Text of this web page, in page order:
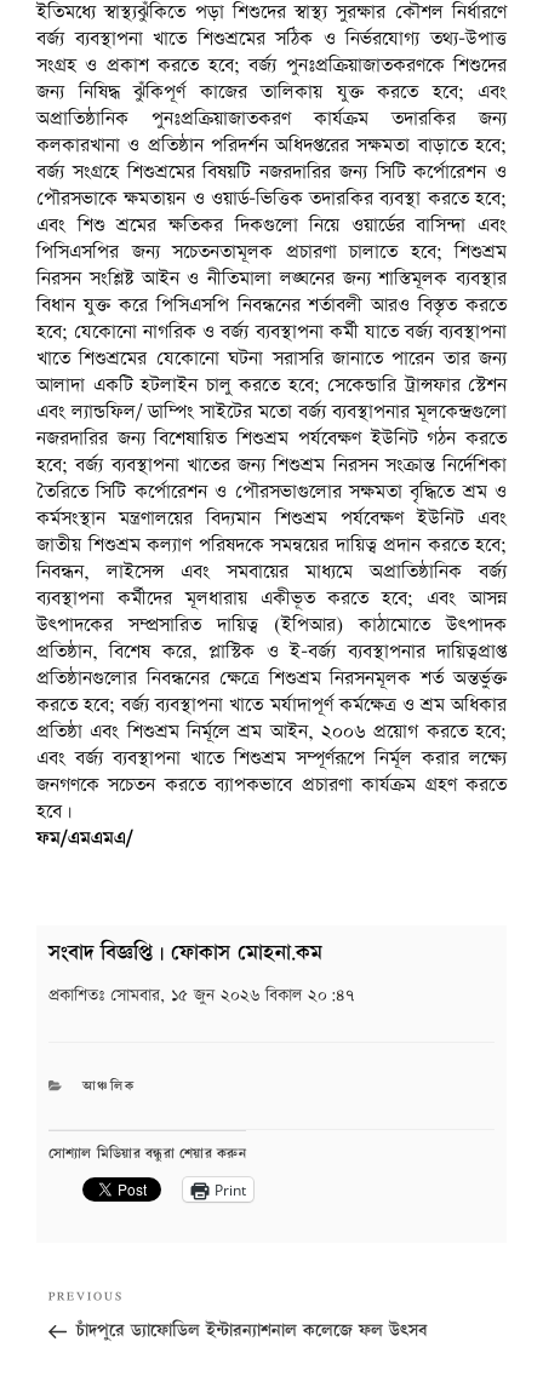
ইতিমধ্যে স্বাস্থ্যঝুঁকিতে পড়া শিশুদের স্বাস্থ্য সুরক্ষার কৌশল নির্ধারণে
বর্জ্য ব্যবস্থাপনা খাতে শিশুশ্রমের সঠিক ও নির্ভরযোগ্য তথ্য-উপাত্ত
সংগ্রহ ও প্রকাশ করতে হবে; বর্জ্য পুনঃপ্রক্রিয়াজাতকরণকে শিশুদের
জন্য নিষিদ্ধ ঝুঁকিপূর্ণ কাজের তালিকায় যুক্ত করতে হবে; এবং
অপ্রাতিষ্ঠানিক পুনঃপ্রক্রিয়াজাতকরণ কার্যক্রম তদারকির জন্য
কলকারখানা ও প্রতিষ্ঠান পরিদর্শন অধিদপ্তরের সক্ষমতা বাড়াতে হবে;
বর্জ্য সংগ্রহে শিশুশ্রমের বিষয়টি নজরদারির জন্য সিটি কর্পোরেশন ও
পৌরসভাকে ক্ষমতায়ন ও ওয়ার্ড-ভিত্তিক তদারকির ব্যবস্থা করতে হবে;
এবং শিশু শ্রমের ক্ষতিকর দিকগুলো নিয়ে ওয়ার্ডের বাসিন্দা এবং
পিসিএসপির জন্য সচেতনতামূলক প্রচারণা চালাতে হবে; শিশুশ্রম
নিরসন সংশ্লিষ্ট আইন ও নীতিমালা লঙ্ঘনের জন্য শাস্তিমূলক ব্যবস্থার
বিধান যুক্ত করে পিসিএসপি নিবন্ধনের শর্তাবলী আরও বিস্তৃত করতে
হবে; যেকোনো নাগরিক ও বর্জ্য ব্যবস্থাপনা কর্মী যাতে বর্জ্য ব্যবস্থাপনা
খাতে শিশুশ্রমের যেকোনো ঘটনা সরাসরি জানাতে পারেন তার জন্য
আলাদা একটি হটলাইন চালু করতে হবে; সেকেন্ডারি ট্রান্সফার স্টেশন
এবং ল্যান্ডফিল/ ডাম্পিং সাইটের মতো বর্জ্য ব্যবস্থাপনার মূলকেন্দ্রগুলো
নজরদারির জন্য বিশেষায়িত শিশুশ্রম পর্যবেক্ষণ ইউনিট গঠন করতে
হবে; বর্জ্য ব্যবস্থাপনা খাতের জন্য শিশুশ্রম নিরসন সংক্রান্ত নির্দেশিকা
তৈরিতে সিটি কর্পোরেশন ও পৌরসভাগুলোর সক্ষমতা বৃদ্ধিতে শ্রম ও
কর্মসংস্থান মন্ত্রণালয়ের বিদ্যমান শিশুশ্রম পর্যবেক্ষণ ইউনিট এবং
জাতীয় শিশুশ্রম কল্যাণ পরিষদকে সমন্বয়ের দায়িত্ব প্রদান করতে হবে;
নিবন্ধন, লাইসেন্স এবং সমবায়ের মাধ্যমে অপ্রাতিষ্ঠানিক বর্জ্য
ব্যবস্থাপনা কর্মীদের মূলধারায় একীভূত করতে হবে; এবং আসন্ন
উৎপাদকের সম্প্রসারিত দায়িত্ব (ইপিআর) কাঠামোতে উৎপাদক
প্রতিষ্ঠান, বিশেষ করে, প্লাস্টিক ও ই-বর্জ্য ব্যবস্থাপনার দায়িত্বপ্রাপ্ত
প্রতিষ্ঠানগুলোর নিবন্ধনের ক্ষেত্রে শিশুশ্রম নিরসনমূলক শর্ত অন্তর্ভুক্ত
করতে হবে; বর্জ্য ব্যবস্থাপনা খাতে মর্যাদাপূর্ণ কর্মক্ষেত্র ও শ্রম অধিকার
প্রতিষ্ঠা এবং শিশুশ্রম নির্মূলে শ্রম আইন, ২০০৬ প্রয়োগ করতে হবে;
এবং বর্জ্য ব্যবস্থাপনা খাতে শিশুশ্রম সম্পূর্ণরূপে নির্মূল করার লক্ষ্যে
জনগণকে সচেতন করতে ব্যাপকভাবে প্রচারণা কার্যক্রম গ্রহণ করতে
হবে।
ফম/এমএমএ/
সংবাদ বিজ্ঞপ্তি | ফোকাস মোহনা.কম
প্রকাশিতঃ সোমবার, ১৫ জুন ২০২৬ বিকাল ২০:৪৭
CATEGORIES
আঞ্চলিক
সোশ্যাল মিডিয়ার বন্ধুরা শেয়ার করুন
Print
navigation
Previous
Post
PREVIOUS
চাঁদপুরে ড্যাফোডিল ইন্টারন্যাশনাল কলেজে ফল উৎসব